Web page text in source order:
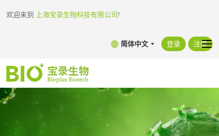
欢迎来到 上海宝录生物科技有限公司!
简体中文 登录 注册